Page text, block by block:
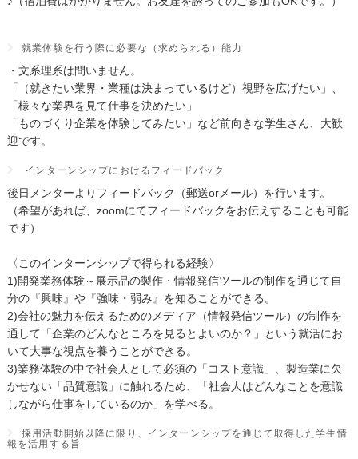
就業体験を行う際に必要な（求められる）能力
・文系理系は問いません。
「（就きたい業界・業種は決まっているけど）視野を広げたい」、
「様々な業界を見て仕事を決めたい」
「ものづくり企業を体験してみたい」など前向きな学生さん、大歓
迎です。
インターンシップにおけるフィードバック
後日メンターよりフィードバック（郵送orメール）を行います。
（希望があれば、zoomにてフィードバックをお伝えすることも可能
です）
〈このインターンシップで得られる経験〉
1)開発業務体験～展示品の製作・情報発信ツールの制作を通じて自
分の『興味』や『強味・弱み』を知ることができる。
2)会社の魅力を伝えるためのメディア（情報発信ツール）の制作を
通して「企業のどんなところを見るとよいのか？」という就活にお
いて大事な視点を養うことができる。
3)業務体験の中で社会人として必須の「コスト意識」、製造業に欠
かせない「品質意識」に触れるため、「社会人はどんなことを意識
しながら仕事をしているのか」を学べる。
採用活動開始以降に限り、インターンシップを通じて取得した学生情
報を活用する旨